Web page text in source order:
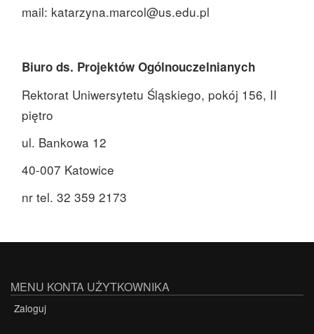
mail: katarzyna.marcol@us.edu.pl
Biuro ds. Projektów Ogólnouczelnianych
Rektorat Uniwersytetu Śląskiego, pokój 156, II
piętro
ul. Bankowa 12
40-007 Katowice
nr tel. 32 359 2173
MENU KONTA UŻYTKOWNIKA
Zaloguj